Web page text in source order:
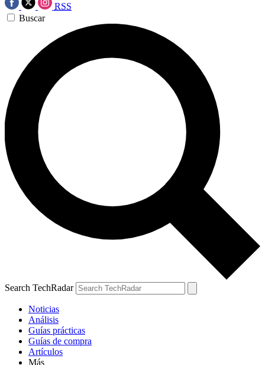
RSS
Buscar
Search TechRadar
Noticias
Análisis
Guías prácticas
Guías de compra
Artículos
Más